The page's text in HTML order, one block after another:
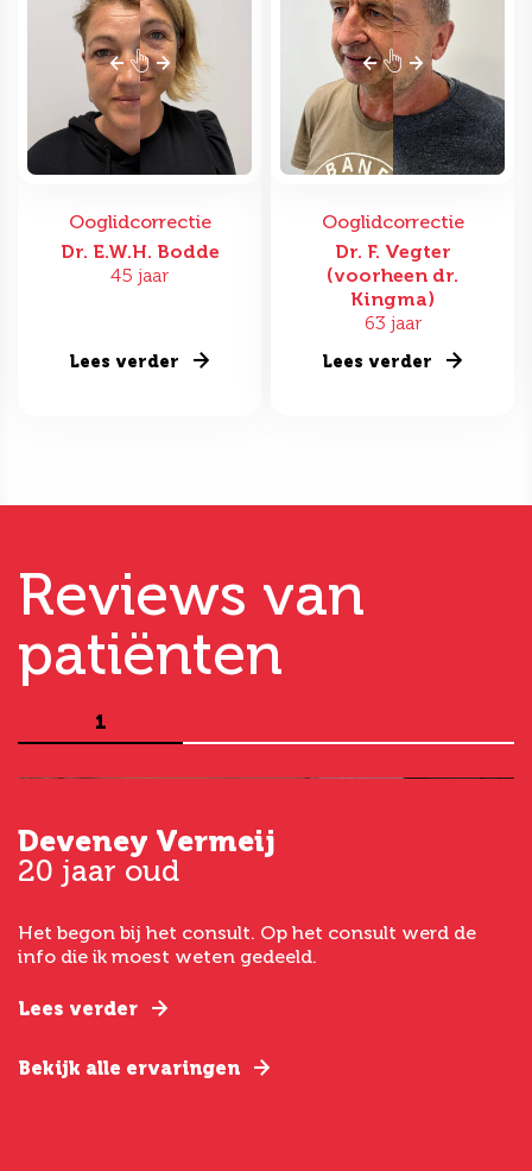
Ooglidcorrectie
Dr. E.W.H. Bodde
45 jaar
Lees verder
Ooglidcorrectie
Dr. F. Vegter
(voorheen dr.
Kingma)
63 jaar
Lees verder
Reviews van
patiënten
1
Deveney Vermeij
20 jaar oud
Het begon bij het consult. Op het consult werd de
info die ik moest weten gedeeld.
Lees verder
Bekijk alle ervaringen